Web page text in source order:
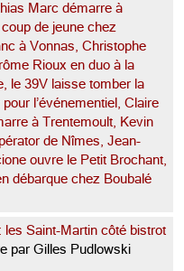
Marc démarre à
de jeune chez
à Vonnas, Christophe
Rioux en duo à la
le 39V laisse tomber la
l’événementiel, Claire
à Trentemoult, Kevin
de Nîmes, Jean-
ouvre le Petit Brochant,
débarque chez Boubalé
les Saint-Martin côté bistrot
par Gilles Pudlowski